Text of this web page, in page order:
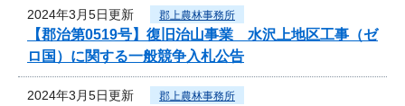
2024年3月5日更新 郡上農林事務所
【郡治第0519号】復旧治山事業 水沢上地区工事（ゼ
ロ国）に関する一般競争入札公告
2024年3月5日更新 郡上農林事務所